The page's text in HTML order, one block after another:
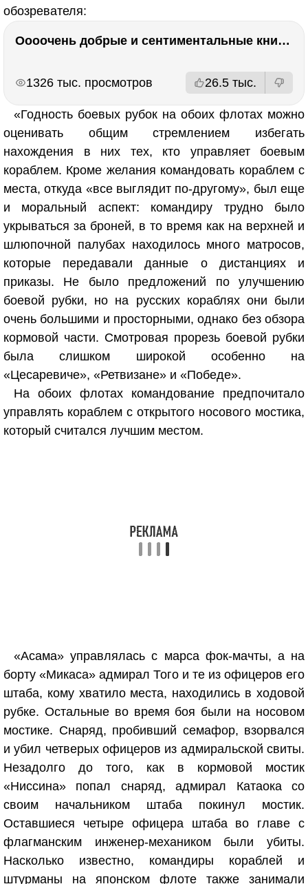
обозревателя:
Оооочень добрые и сентиментальные книги. Бабушка велела кланяться и История Артура Трулава
1326 тыс. просмотров 26.5 тыс.
«Годность боевых рубок на обоих флотах можно
оценивать общим стремлением избегать
нахождения в них тех, кто управляет боевым
кораблем. Кроме желания командовать кораблем с
места, откуда «все выглядит по-другому», был еще
и моральный аспект: командиру трудно было
укрываться за броней, в то время как на верхней и
шлюпочной палубах находилось много матросов,
которые передавали данные о дистанциях и
приказы. Не было предложений по улучшению
боевой рубки, но на русских кораблях они были
очень большими и просторными, однако без обзора
кормовой части. Смотровая прорезь боевой рубки
была слишком широкой особенно на
«Цесаревиче», «Ретвизане» и «Победе».
На обоих флотах командование предпочитало
управлять кораблем с открытого носового мостика,
который считался лучшим местом.
«Асама» управлялась с марса фок-мачты, а на
борту «Микаса» адмирал Того и те из офицеров его
штаба, кому хватило места, находились в ходовой
рубке. Остальные во время боя были на носовом
мостике. Снаряд, пробивший семафор, взорвался
и убил четверых офицеров из адмиральской свиты.
Незадолго до того, как в кормовой мостик
«Ниссина» попал снаряд, адмирал Катаока со
своим начальником штаба покинул мостик.
Оставшиеся четыре офицера штаба во главе с
флагманским инженер-механиком были убиты.
Насколько известно, командиры кораблей и
штурманы на японском флоте также занимали